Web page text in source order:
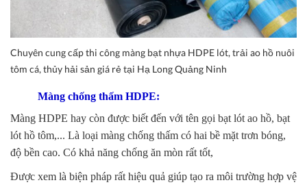
Chuyên cung cấp thi công màng bạt nhựa HDPE lót, trải ao hồ nuôi
tôm cá, thủy hải sản giá rẻ tại Hạ Long Quảng Ninh
Màng chống thấm HDPE:
Màng HDPE hay còn được biết đến với tên gọi bạt lót ao hồ, bạt
lót hồ tôm,... Là loại màng chống thấm có hai bề mặt trơn bóng,
độ bền cao. Có khả năng chống ăn mòn rất tốt,
Được xem là biện pháp rất hiệu quả giúp tạo ra môi trường hợp vệ